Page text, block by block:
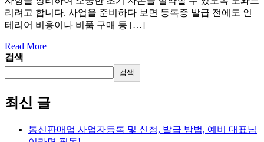
리려고 합니다. 사업을 준비하다 보면 등록증 발급 전에도 인
테리어 비용이나 비품 구매 등 […]
Read More
검색
검색
최신 글
통신판매업 사업자등록 및 신청, 발급 방법, 예비 대표님